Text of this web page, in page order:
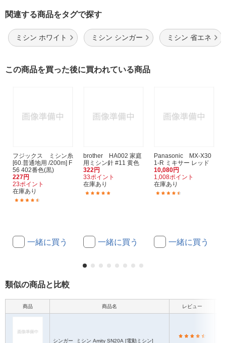
関連する商品をタグで探す
ミシン ホワイト ミシン シンガー ミシン 省エネ
この商品を買った後に買われている商品
フジックス ミシン糸
[60.普通地用 /200m] F
56 402番色(黒)
227円
23ポイント
在庫あり
一緒に買う
brother HA002 家庭
用ミシン針 #11 黄色
322円
33ポイント
在庫あり
一緒に買う
Panasonic MX-X30
1-R ミキサー レッド
10,080円
1,008ポイント
在庫あり
一緒に買う
類似の商品と比較
商品 商品名 レビュー
シンガー ミシン Amity SN20A [電動ミシン]